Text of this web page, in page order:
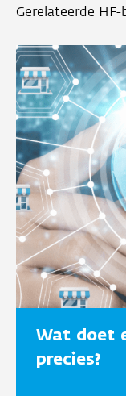
Gerelateerde HF-
Wat doet
precies?